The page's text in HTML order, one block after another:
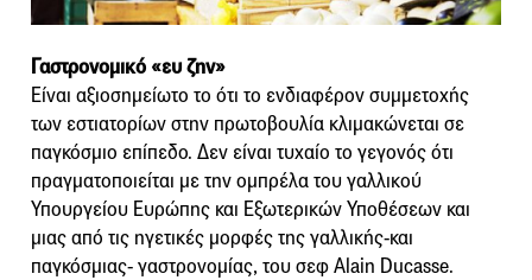
Γαστρονομικό «ευ ζην»
Είναι αξιοσημείωτο το ότι το ενδιαφέρον συμμετοχής
των εστιατορίων στην πρωτοβουλία κλιμακώνεται σε
παγκόσμιο επίπεδο. Δεν είναι τυχαίο το γεγονός ότι
πραγματοποιείται με την ομπρέλα του γαλλικού
Υπουργείου Ευρώπης και Εξωτερικών Υποθέσεων και
μιας από τις ηγετικές μορφές της γαλλικής-και
παγκόσμιας- γαστρονομίας, του σεφ Alain Ducasse.